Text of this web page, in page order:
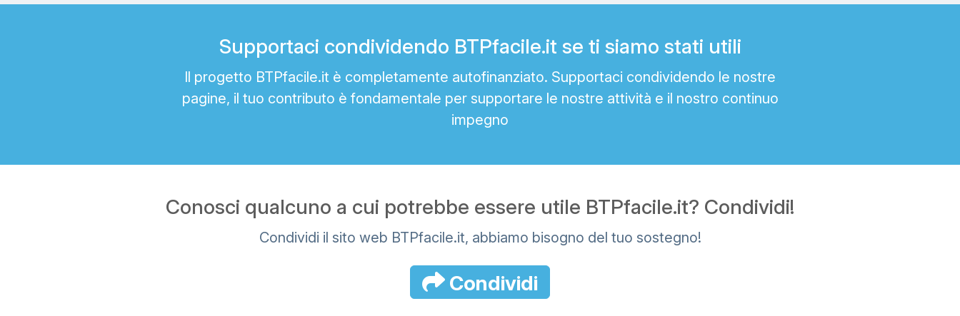
Supportaci condividendo BTPfacile.it se ti siamo stati utili
Il progetto BTPfacile.it è completamente autofinanziato. Supportaci condividendo le nostre
pagine, il tuo contributo è fondamentale per supportare le nostre attività e il nostro continuo
impegno
Conosci qualcuno a cui potrebbe essere utile BTPfacile.it? Condividi!
Condividi il sito web BTPfacile.it, abbiamo bisogno del tuo sostegno!
Condividi